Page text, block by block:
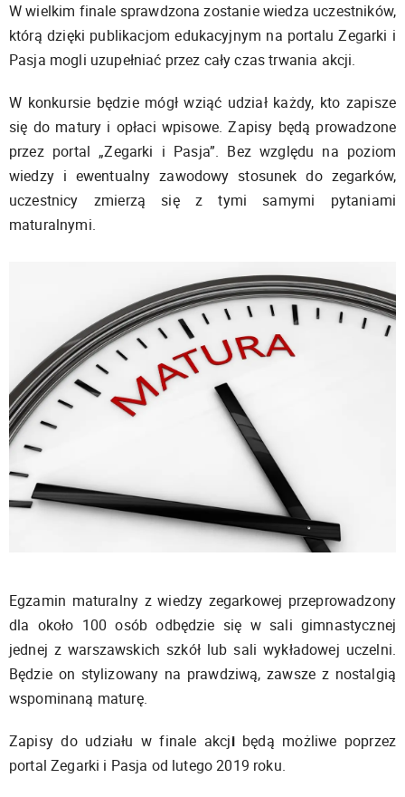
W wielkim finale sprawdzona zostanie wiedza uczestników,
którą dzięki publikacjom edukacyjnym na portalu Zegarki i
Pasja mogli uzupełniać przez cały czas trwania akcji.
W konkursie będzie mógł wziąć udział każdy, kto zapisze
się do matury i opłaci wpisowe. Zapisy będą prowadzone
przez portal „Zegarki i Pasja”. Bez względu na poziom
wiedzy i ewentualny zawodowy stosunek do zegarków,
uczestnicy zmierzą się z tymi samymi pytaniami
maturalnymi.
Egzamin maturalny z wiedzy zegarkowej przeprowadzony
dla około 100 osób odbędzie się w sali gimnastycznej
jednej z warszawskich szkół lub sali wykładowej uczelni.
Będzie on stylizowany na prawdziwą, zawsze z nostalgią
wspominaną maturę.
Zapisy do udziału w finale akcjibędą możliwe poprzez
portal Zegarki i Pasja od lutego 2019 roku.